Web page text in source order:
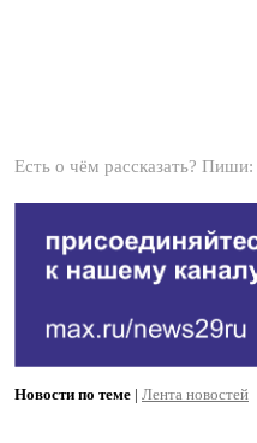
Есть о чём рассказать? Пиши:
Новости по теме | Лента новостей